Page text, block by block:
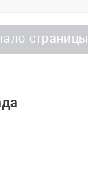
страницы